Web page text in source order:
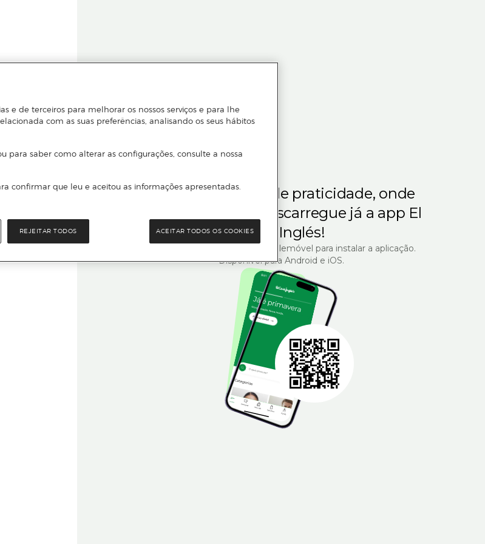
Para quem gosta de praticidade, onde
Descarregue já a app El
Corte Inglés!
Leia o código QR com o seu telemóvel para instalar a aplicação.
Disponível para Android e iOS.
e de terceiros para melhorar os nossos serviços e para lhe
com as suas preferências, analisando os seus hábitos
para saber como alterar as configurações, consulte a nossa
confirmar que leu e aceitou as informações apresentadas.
REJEITAR TODOS ACEITAR TODOS OS COOKIES